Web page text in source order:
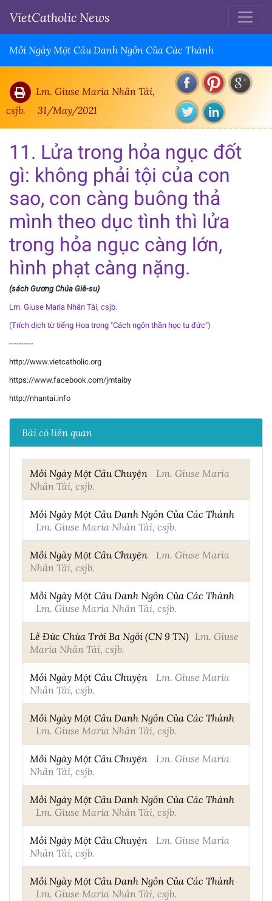
VietCatholic News
Mỗi Ngày Một Câu Danh Ngôn Của Các Thánh
Lm. Giuse Maria Nhân Tài,
csjb.
31/May/2021
11. Lửa trong hỏa ngục đốt
gì: không phải tội của con
sao, con càng buông thả
mình theo dục tình thì lửa
trong hỏa ngục càng lớn,
hình phạt càng nặng.
(sách Gương Chúa Giê-su)
Lm. Giuse Maria Nhân Tài, csjb.
(Trích dịch từ tiếng Hoa trong "Cách ngôn thần học tu đức")
----------
http://www.vietcatholic.org
https://www.facebook.com/jmtaiby
http://nhantai.info
Bài có liên quan
Mỗi Ngày Một Câu Chuyện
Lm. Giuse Maria
Nhân Tài, csjb.
Mỗi Ngày Một Câu Danh Ngôn Của Các Thánh
Lm. Giuse Maria Nhân Tài, csjb.
Mỗi Ngày Một Câu Chuyện
Lm. Giuse Maria
Nhân Tài, csjb.
Mỗi Ngày Một Câu Danh Ngôn Của Các Thánh
Lm. Giuse Maria Nhân Tài, csjb.
Lễ Đức Chúa Trời Ba Ngôi (CN 9 TN) Lm. Giuse
Maria Nhân Tài, csjb.
Mỗi Ngày Một Câu Chuyện
Lm. Giuse Maria
Nhân Tài, csjb.
Mỗi Ngày Một Câu Danh Ngôn Của Các Thánh
Lm. Giuse Maria Nhân Tài, csjb.
Mỗi Ngày Một Câu Chuyện
Lm. Giuse Maria
Nhân Tài, csjb.
Mỗi Ngày Một Câu Danh Ngôn Của Các Thánh
Lm. Giuse Maria Nhân Tài, csjb.
Mỗi Ngày Một Câu Chuyện
Lm. Giuse Maria
Nhân Tài, csjb.
Mỗi Ngày Một Câu Danh Ngôn Của Các Thánh
Lm. Giuse Maria Nhân Tài, csjb.